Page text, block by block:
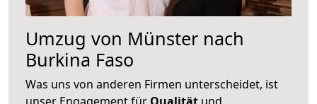
Umzug von Münster nach
Burkina Faso
Was uns von anderen Firmen unterscheidet, ist